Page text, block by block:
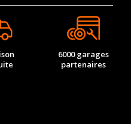
6000 garages
partenaires